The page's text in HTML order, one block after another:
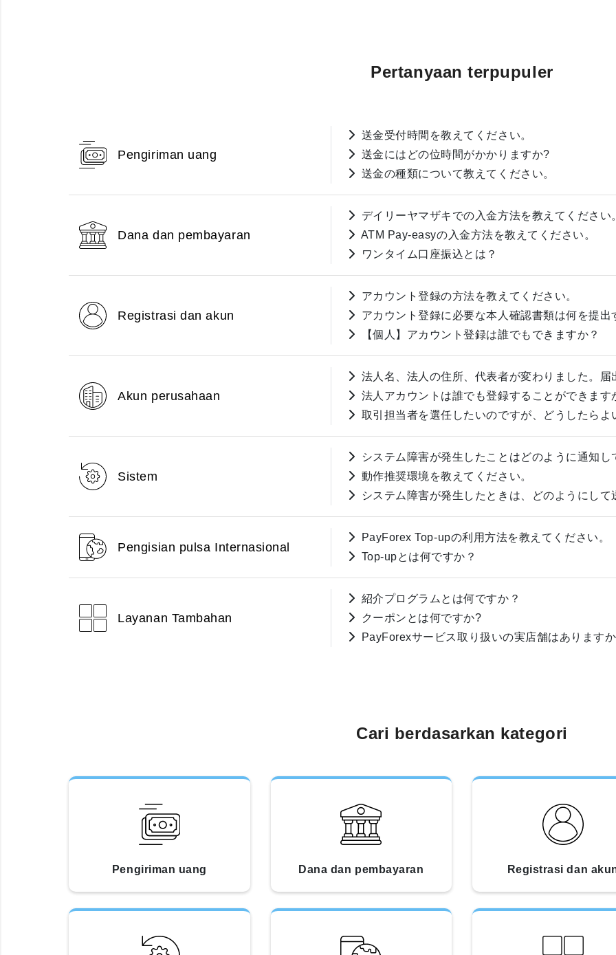
Pertanyaan terpupuler
Pengiriman uang
送金受付時間を教えてください。
送金にはどの位時間がかかりますか?
送金の種類について教えてください。
Dana dan pembayaran
デイリーヤマザキでの入金方法を教えてください
ATM Pay-easyの入金方法を教えてください。
ワンタイム口座振込とは？
Registrasi dan akun
アカウント登録の方法を教えてください。
アカウント登録に必要な本人確認書類は何を提出
【個人】アカウント登録は誰でもできますか？
Akun perusahaan
法人名、法人の住所、代表者が変わりました。届
法人アカウントは誰でも登録することができます
取引担当者を選任したいのですが、どうしたらよ
Sistem
システム障害が発生したことはどのように通知し
動作推奨環境を教えてください。
システム障害が発生したときは、どのようにし
Pengisian pulsa Internasional
PayForex Top-upの利用方法を教えてください。
Top-upとは何ですか？
Layanan Tambahan
紹介プログラムとは何ですか？
クーポンとは何ですか?
PayForexサービス取り扱いの実店舗はありますか
Cari berdasarkan kategori
Pengiriman uang Dana dan pembayaran Registrasi dan